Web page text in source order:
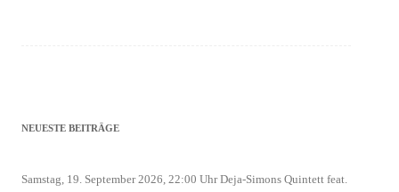
NEUESTE BEITRÄGE
Samstag, 19. September 2026, 22:00 Uhr Deja-Simons Quintett feat.